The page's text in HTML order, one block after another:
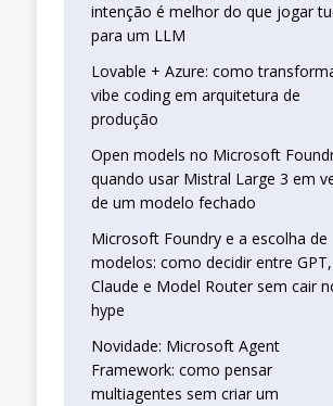
intenção é melhor do que jogar
para um LLM
Lovable + Azure: como
vibe coding em arquitetura de
produção
Open models no Microsoft
quando usar Mistral Large 3 em
de um modelo fechado
Microsoft Foundry e a escolha de
modelos: como decidir entre GPT,
Claude e Model Router sem cair
hype
Novidade: Microsoft Agent
Framework: como pensar
multiagentes sem criar um